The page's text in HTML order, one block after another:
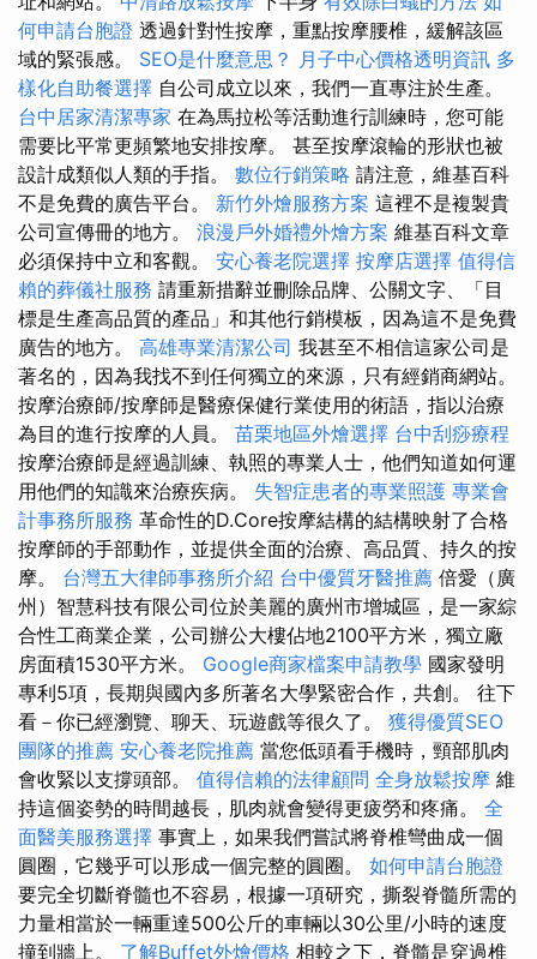
何申請台胞證 透過針對性按摩，重點按摩腰椎，緩解該區
域的緊張感。 SEO是什麼意思？ 月子中心價格透明資訊 多
樣化自助餐選擇 自公司成立以來，我們一直專注於生產。
台中居家清潔專家 在為馬拉松等活動進行訓練時，您可能
需要比平常更頻繁地安排按摩。 甚至按摩滾輪的形狀也被
設計成類似人類的手指。 數位行銷策略 請注意，維基百科
不是免費的廣告平台。 新竹外燴服務方案 這裡不是複製貴
公司宣傳冊的地方。 浪漫戶外婚禮外燴方案 維基百科文章
必須保持中立和客觀。 安心養老院選擇 按摩店選擇 值得信
賴的葬儀社服務 請重新措辭並刪除品牌、公關文字、「目
標是生產高品質的產品」和其他行銷模板，因為這不是免費
廣告的地方。 高雄專業清潔公司 我甚至不相信這家公司是
著名的，因為我找不到任何獨立的來源，只有經銷商網站。
按摩治療師/按摩師是醫療保健行業使用的術語，指以治療
為目的進行按摩的人員。 苗栗地區外燴選擇 台中刮痧療程
按摩治療師是經過訓練、執照的專業人士，他們知道如何運
用他們的知識來治療疾病。 失智症患者的專業照護 專業會
計事務所服務 革命性的D.Core按摩結構的結構映射了合格
按摩師的手部動作，並提供全面的治療、高品質、持久的按
摩。 台灣五大律師事務所介紹 台中優質牙醫推薦 倍愛（廣
州）智慧科技有限公司位於美麗的廣州市增城區，是一家綜
合性工商業企業，公司辦公大樓佔地2100平方米，獨立廠
房面積1530平方米。 Google商家檔案申請教學 國家發明
專利5項，長期與國內多所著名大學緊密合作，共創。 往下
看－你已經瀏覽、聊天、玩遊戲等很久了。 獲得優質SEO
團隊的推薦 安心養老院推薦 當您低頭看手機時，頸部肌肉
會收緊以支撐頭部。 值得信賴的法律顧問 全身放鬆按摩 維
持這個姿勢的時間越長，肌肉就會變得更疲勞和疼痛。 全
面醫美服務選擇 事實上，如果我們嘗試將脊椎彎曲成一個
圓圈，它幾乎可以形成一個完整的圓圈。 如何申請台胞證
要完全切斷脊髓也不容易，根據一項研究，撕裂脊髓所需的
力量相當於一輛重達500公斤的車輛以30公里/小時的速度
撞到牆上。 了解Buffet外燴價格 相較之下，脊髓是穿過椎